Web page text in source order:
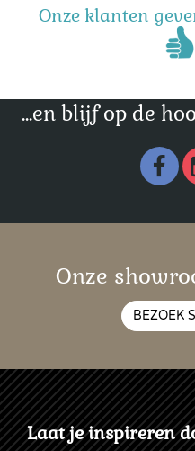
Onze klanten
...en blijf op de
Onze
BEZOEK
Laat je inspireren